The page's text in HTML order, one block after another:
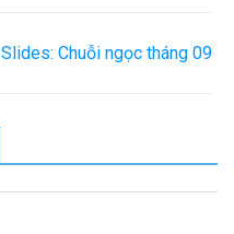
Slides: Chuỗi ngọc tháng 09